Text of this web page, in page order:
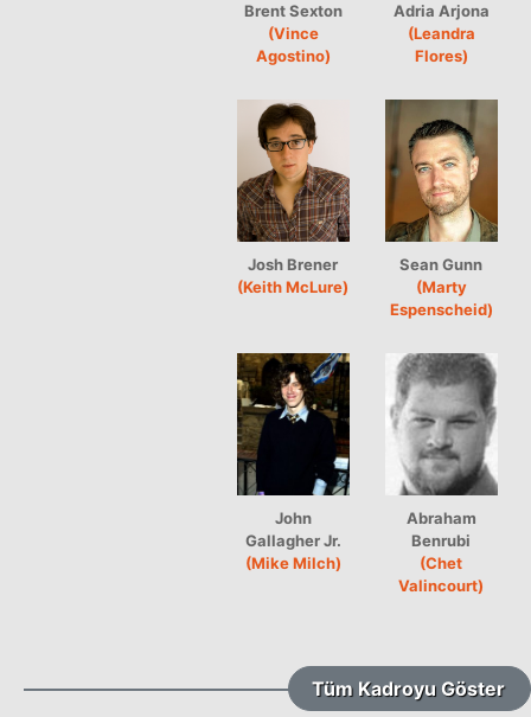
Brent Sexton
(Vince
Agostino)
Adria Arjona
(Leandra
Flores)
Josh Brener
(Keith McLure)
Sean Gunn
(Marty
Espenscheid)
John
Gallagher Jr.
(Mike Milch)
Abraham
Benrubi
(Chet
Valincourt)
Tüm Kadroyu Göster